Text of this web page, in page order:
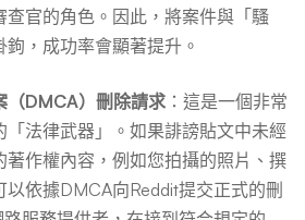
查官的角色。因此，將案件與「騷
，成功率會顯著提升。
（DMCA）刪除請求 ：這是一個非常
「法律武器」。如果誹謗貼文中未經
著作權內容，例如您拍攝的照片、撰
依據DMCA向Reddit提交正式的刪